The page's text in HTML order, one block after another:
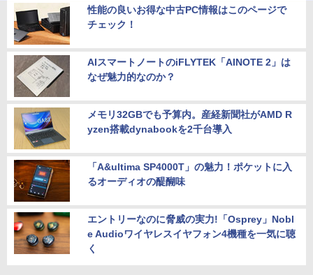
性能の良いお得な中古PC情報はこのページで
チェック！
AIスマートノートのiFLYTEK「AINOTE 2」は
なぜ魅力的なのか？
メモリ32GBでも予算内。産経新聞社がAMD R
yzen搭載dynabookを2千台導入
「A&ultima SP4000T」の魅力！ポケットに入
るオーディオの醍醐味
エントリーなのに脅威の実力!「Osprey」Nobl
e Audioワイヤレスイヤフォン4機種を一気に聴
く